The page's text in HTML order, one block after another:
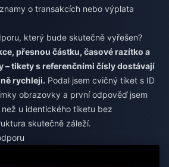
o transakcích nebo výplata
který bude skutečně vyřešen?
přesnou částku, časové razítko a
– tikety s referenčními čísly dostávají
rychleji. Podal jsem cvičný tiket s ID
obrazovky a první odpověď jsem
u identického tiketu bez
skutečně záleží.